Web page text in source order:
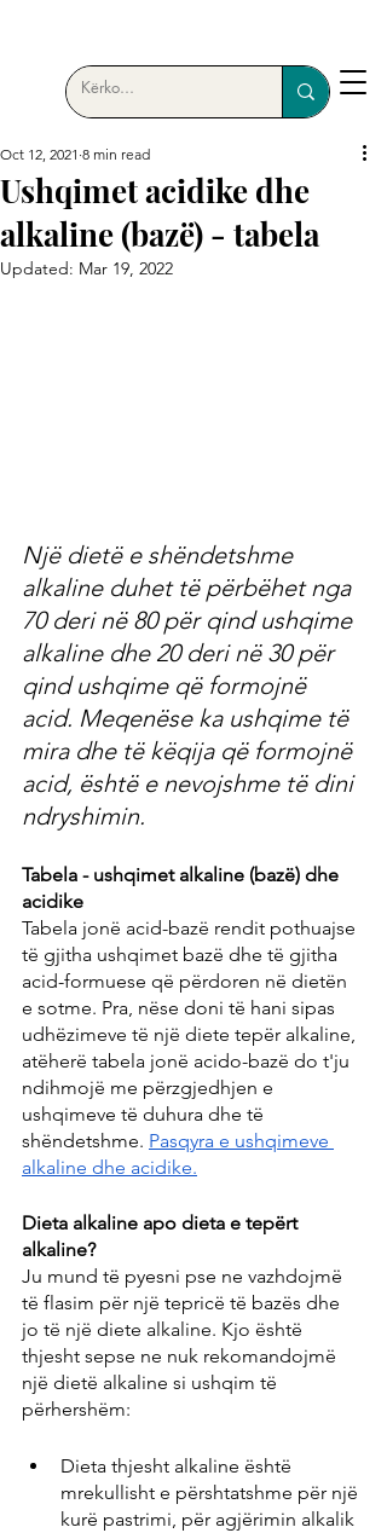
Ushqimet acidike dhe
alkaline (bazë) - tabela
Oct 12, 2021 8 min read
Updated: Mar 19, 2022
Një dietë e shëndetshme
alkaline duhet të përbëhet nga
70 deri në 80 për qind ushqime
alkaline dhe 20 deri në 30 për
qind ushqime që formojnë
acid. Meqenëse ka ushqime të
mira dhe të këqija që formojnë
acid, është e nevojshme të dini
ndryshimin.
Tabela - ushqimet alkaline (bazë) dhe
acidike
Tabela jonë acid-bazë rendit pothuajse
të gjitha ushqimet bazë dhe të gjitha
acid-formuese që përdoren në dietën
e sotme. Pra, nëse doni të hani sipas
udhëzimeve të një diete tepër alkaline,
atëherë tabela jonë acido-bazë do t'ju
ndihmojë me përzgjedhjen e
ushqimeve të duhura dhe të
shëndetshme. Pasqyra e ushqimeve
alkaline dhe acidike.
Dieta alkaline apo dieta e tepërt
alkaline?
Ju mund të pyesni pse ne vazhdojmë
të flasim për një tepricë të bazës dhe
jo të një diete alkaline. Kjo është
thjesht sepse ne nuk rekomandojmë
një dietë alkaline si ushqim të
përhershëm:
Dieta thjesht alkaline është
mrekullisht e përshtatshme për një
kurë pastrimi, për agjërimin alkalik